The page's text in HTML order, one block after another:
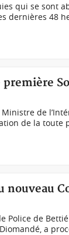
qui se sont
dernières 48
Ministre de
de la
nouveau
Police de
a